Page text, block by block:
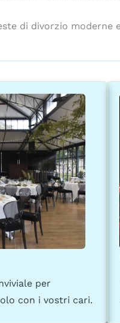
di divorzio
per
con i vostri cari.